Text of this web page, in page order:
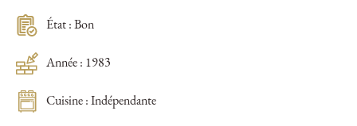
État : Bon
Année : 1983
Cuisine : Indépendante